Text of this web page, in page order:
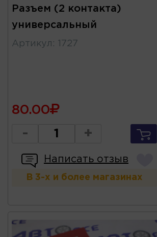
Разъем (2 контакта)
универсальный
Артикул : 1727
80.00
- +
Написать отзыв
В 3-х и более магазинах